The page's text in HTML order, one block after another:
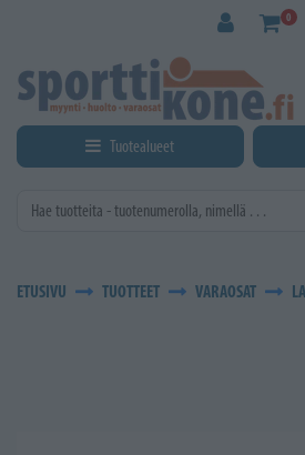
0
Tuotealueet
ETUSIVU TUOTTEET VARAOSAT